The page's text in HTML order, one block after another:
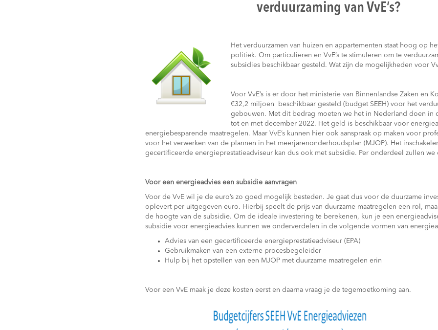
verduurzaming van VvE’s?
Het verduurzamen van huizen en appartementen staat hoog op
politiek. Om particulieren en VvE’s te stimuleren om te
subsidies beschikbaar gesteld. Wat zijn de mogelijkheden voor
Voor VvE’s is er door het ministerie van Binnenlandse Zaken en
€32,2 miljoen beschikbaar gesteld (budget SEEH) voor het
gebouwen. Met dit bedrag moeten we het in Nederland doen in
tot en met december 2022. Het geld is beschikbaar voor
energiebesparende maatregelen. Maar VvE’s kunnen hier ook aanspraak op maken voor
voor het verwerken van de plannen in het meerjarenonderhoudsplan (MJOP). Het
gecertificeerde energieprestatieadviseur kan dus ook met subsidie. Per onderdeel zullen
Voor een energieadvies een subsidie aanvragen
Voor de VvE wil je de euro’s zo goed mogelijk besteden. Je gaat dus voor de duurzame
oplevert per uitgegeven euro. Hierbij speelt de prijs van duurzame maatregelen een rol,
de hoogte van de subsidie. Om de ideale investering te berekenen, kun je een
subsidie voor energieadvies kunnen we onderverdelen in de volgende vormen van
Advies van een gecertificeerde energieprestatieadviseur (EPA)
Gebruikmaken van een externe procesbegeleider
Hulp bij het opstellen van een MJOP met duurzame maatregelen erin
Voor een VvE maak je deze kosten eerst en daarna vraag je de tegemoetkoming aan.